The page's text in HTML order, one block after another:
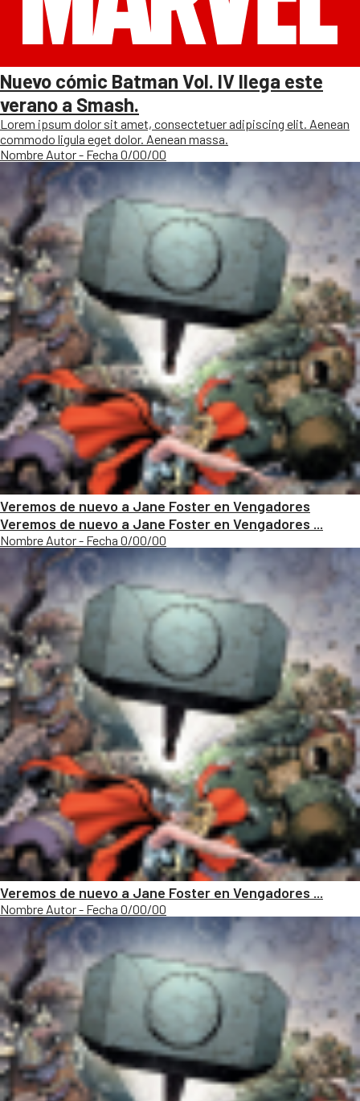
Nuevo cómic Batman Vol. IV llega este
verano a Smash.
Lorem ipsum dolor sit amet, consectetuer adipiscing elit. Aenean
commodo ligula eget dolor. Aenean massa.
Nombre Autor - Fecha 0/00/00
Veremos de nuevo a Jane Foster en Vengadores
Veremos de nuevo a Jane Foster en Vengadores ...
Nombre Autor - Fecha 0/00/00
Veremos de nuevo a Jane Foster en Vengadores ...
Nombre Autor - Fecha 0/00/00